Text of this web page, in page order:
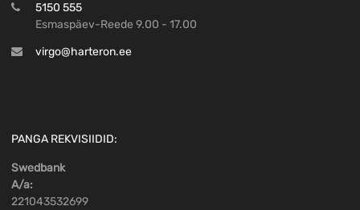
5150 555
Esmaspäev-Reede 9.00 - 17.00
virgo@harteron.ee
PANGA REKVISIIDID:
Swedbank
A/a:
221043532699